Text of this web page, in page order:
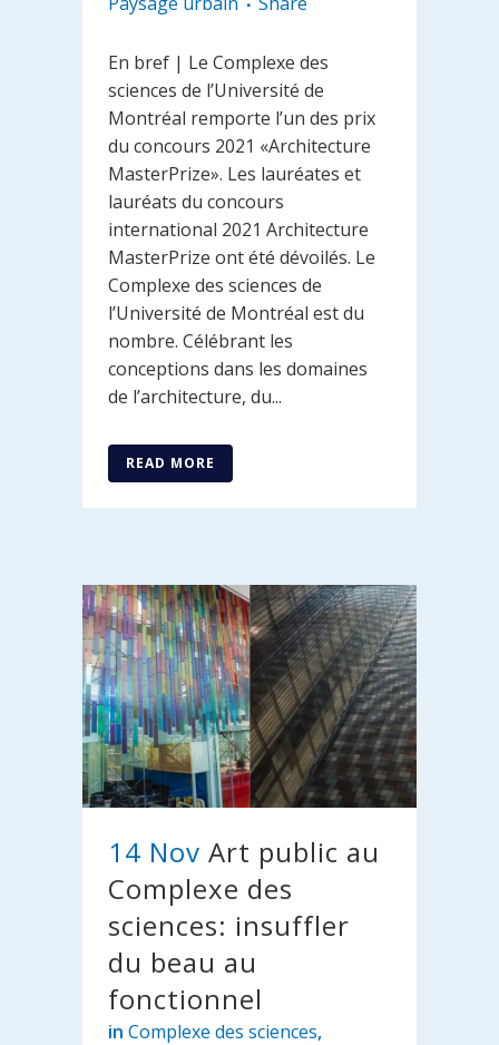
En bref | Le Complexe des
sciences de l’Université de
Montréal remporte l’un des prix
du concours 2021 «Architecture
MasterPrize». Les lauréates et
lauréats du concours
international 2021 Architecture
MasterPrize ont été dévoilés. Le
Complexe des sciences de
l’Université de Montréal est du
nombre. Célébrant les
conceptions dans les domaines
de l’architecture, du...
READ MORE
14 Nov Art public au
Complexe des
sciences: insuffler
du beau au
fonctionnel
in Complexe des sciences,